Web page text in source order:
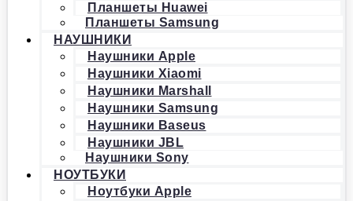
Планшеты Huawei
Планшеты Samsung
НАУШНИКИ
Наушники Apple
Наушники Xiaomi
Наушники Marshall
Наушники Samsung
Наушники Baseus
Наушники JBL
Наушники Sony
НОУТБУКИ
Ноутбуки Apple